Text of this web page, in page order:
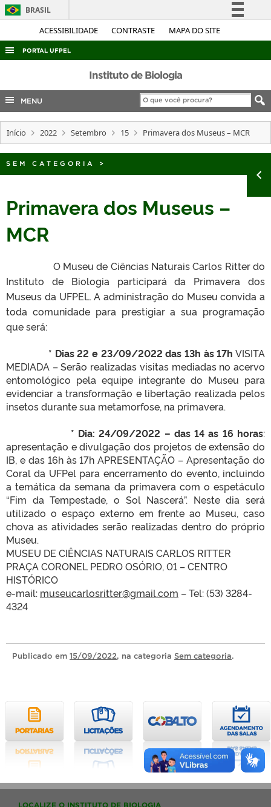
ACESSIBILIDADE CONTRASTE MAPA DO SITE
BRASIL
Simplifique!
Acesso à informação
Legislação
Canais
PORTAL UFPEL
ACESSO À INFORMAÇÃO
AUDITORIA
COBALTO
CONCURSOS
EDITAIS
INTERNACIONAL
PORTARIAS
TELEFONES
Instituto de Biologia
MENU
Início 2022 Setembro 15 Primavera dos Museus – MCR
SEM CATEGORIA >
Primavera dos Museus –
MCR
O Museu de Ciências Naturais Carlos Ritter do
Instituto de Biologia participará da Primavera dos
Museus da UFPEL. A administração do Museu convida a
toda comunidade para prestigiar a sua programação
que será:
* Dias 22 e 23/09/2022 das 13h às 17h VISITA
MEDIADA – Serão realizadas visitas mediadas no acervo
entomológico pela equipe integrante do Museu para
evidenciar a transformação e libertação realizada pelos
insetos durante sua metamorfose, na primavera.
* Dia: 24/09/2022 – das 14 as 16 horas:
apresentação e divulgação dos projetos de extensão do
IB, e das 16h às 17h APRESENTAÇÃO – Apresentação do
Coral da UFPel para encerramento do evento, incluindo
a temática da semana da primavera com o espetáculo
“Fim da Tempestade, o Sol Nascerá”. Neste dia será
utilizado o espaço externo em frente ao Museu, caso
chova as atividades serão realizadas dentro do próprio
Museu.
MUSEU DE CIÊNCIAS NATURAIS CARLOS RITTER
PRAÇA CORONEL PEDRO OSÓRIO, 01 – CENTRO
HISTÓRICO
e-mail: museucarlosritter@gmail.com – Tel: (53) 3284-
4324
Publicado em 15/09/2022, na categoria Sem categoria.
LOCALIZE O INSTITUTO DE BIOLOGIA